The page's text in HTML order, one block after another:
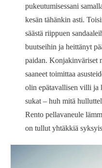
pukeutumisessani
kesän tähänkin asti.
säästä riippuen
buutseihin ja heittänyt
paidan. Konjakinväriset
saaneet toimittaa
olin epätavallisen villi ja
sukat – huh mitä
Rento pellavaneule
on tullut yhtäkkiä